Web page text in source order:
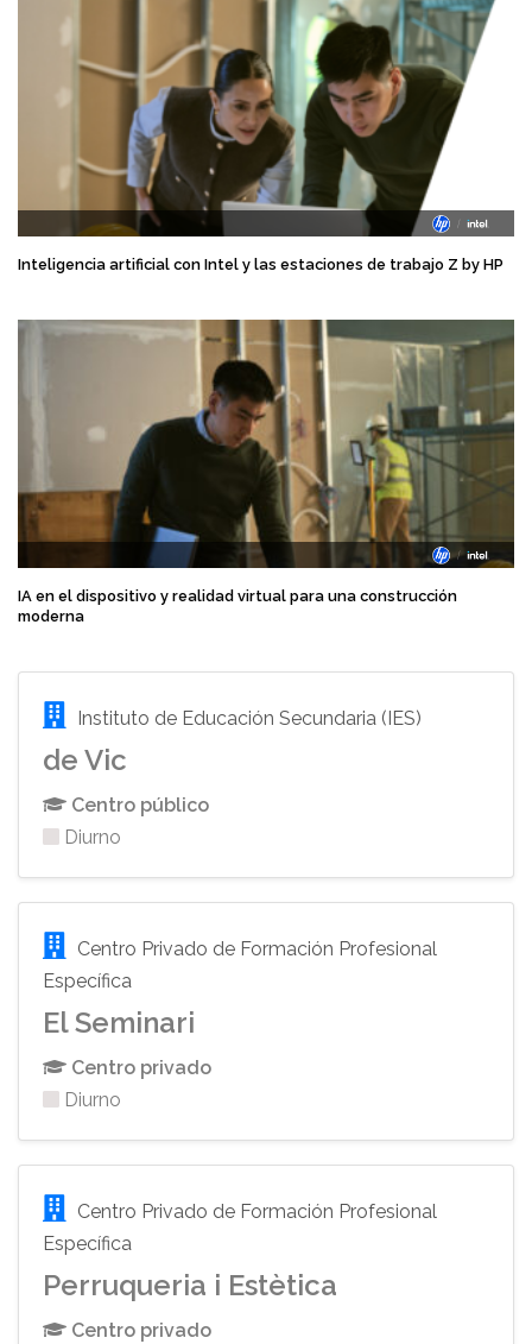
Inteligencia artificial con Intel y las estaciones de trabajo Z by HP
IA en el dispositivo y realidad virtual para una construcción
moderna
Instituto de Educación Secundaria (IES)
de Vic
Centro público
Diurno
Centro Privado de Formación Profesional
Específica
El Seminari
Centro privado
Diurno
Centro Privado de Formación Profesional
Específica
Perruqueria i Estètica
Centro privado